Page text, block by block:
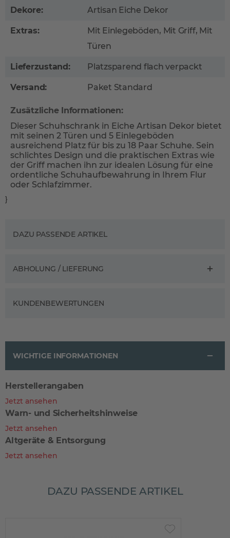
Dekore: Artisan Eiche Dekor
Extras:
Mit Einlegeböden, Mit Griff, Mit
Türen
Lieferzustand: Platzsparend flach verpackt
Versand: Paket Standard
Zusätzliche Informationen:
Dieser Schuhschrank in Eiche Artisan Dekor bietet
mit seinen 2 Türen und 5 Einlegeböden
ausreichend Platz für bis zu 18 Paar Schuhe. Sein
schlichtes Design und die praktischen Extras wie
der Griff machen ihn zur idealen Lösung für eine
ordentliche Schuhaufbewahrung in Ihrem Flur
oder Schlafzimmer.
}
DAZU PASSENDE ARTIKEL
ABHOLUNG / LIEFERUNG
KUNDENBEWERTUNGEN
WICHTIGE INFORMATIONEN
Herstellerangaben
Jetzt ansehen
Warn- und Sicherheitshinweise
Jetzt ansehen
Altgeräte & Entsorgung
Jetzt ansehen
DAZU PASSENDE ARTIKEL